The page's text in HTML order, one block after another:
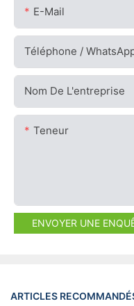
E-Mail
Téléphone /
Nom De L'entreprise
Teneur
ENVOYER UNE
ARTICLES